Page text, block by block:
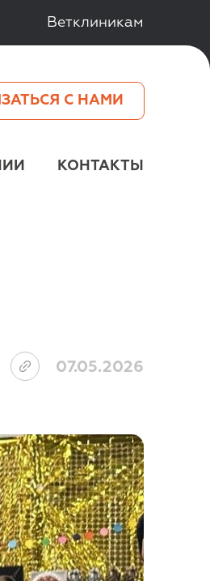
Ветклиникам
С НАМИ
КОНТАКТЫ
07.05.2026